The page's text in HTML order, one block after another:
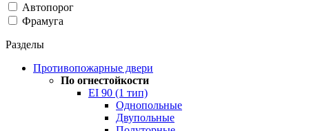
Автопорог
Фрамуга
Разделы
Противопожарные двери
По огнестойкости
EI 90 (1 тип)
Однопольные
Двупольные